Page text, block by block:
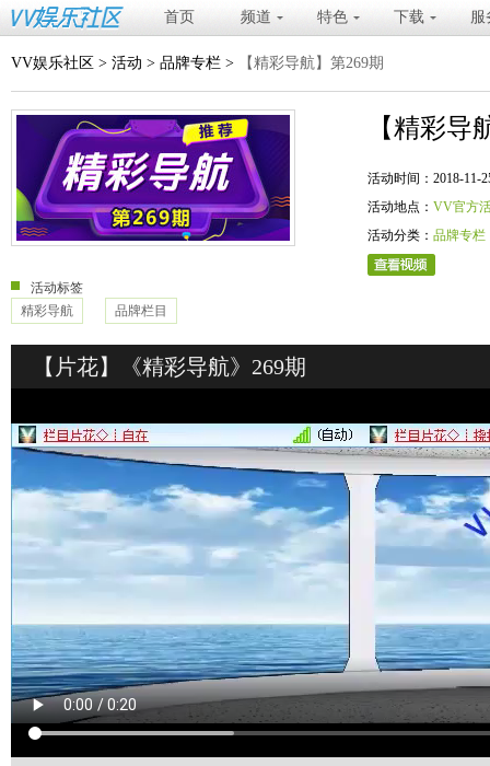
首页 频道 特色 下载 服
VV娱乐社区 > 活动 > 品牌专栏 > 【精彩导航】第269期
【精彩导
活动时间：2018-11-
活动地点： VV官方
活动分类： 品牌专栏
活动标签
精彩导航
品牌栏目
【片花】《精彩导航》269期